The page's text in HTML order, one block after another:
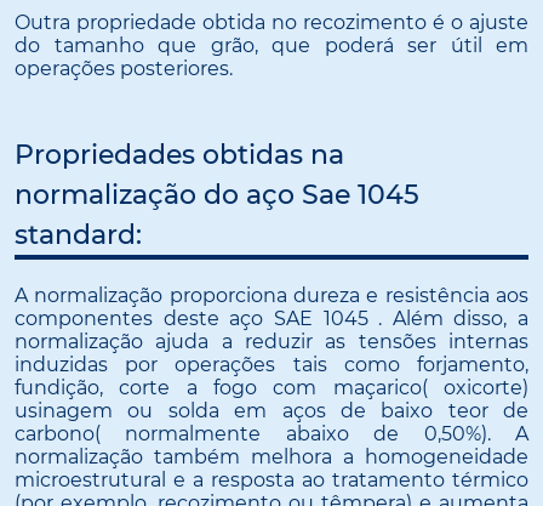
Outra propriedade obtida no recozimento é o ajuste
do tamanho que grão, que poderá ser útil em
operações posteriores.
Propriedades obtidas na
normalização do aço Sae 1045
standard:
A normalização proporciona dureza e resistência aos
componentes deste aço SAE 1045 . Além disso, a
normalização ajuda a reduzir as tensões internas
induzidas por operações tais como forjamento,
fundição, corte a fogo com maçarico( oxicorte)
usinagem ou solda em aços de baixo teor de
carbono( normalmente abaixo de 0,50%). A
normalização também melhora a homogeneidade
microestrutural e a resposta ao tratamento térmico